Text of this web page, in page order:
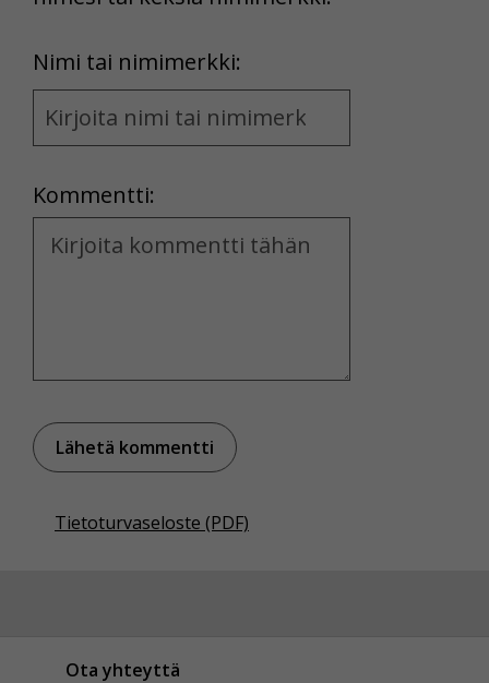
Nimi tai nimimerkki:
Name
and
Kommentti:
Kommentti
Tietoturvaseloste (PDF)
Ota yhteyttä